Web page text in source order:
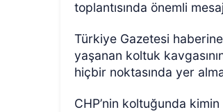
toplantısında önemli
Türkiye Gazetesi
yaşanan koltuk
hiçbir noktasında yer
CHP’nin koltuğunda